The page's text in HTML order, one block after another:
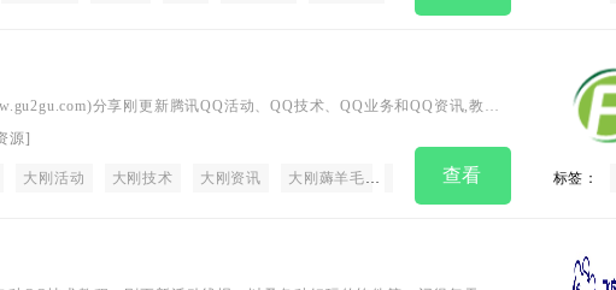
分享刚更新腾讯QQ活动、QQ技术、QQ业务和QQ资讯,教你
刚更新全面的优志活动线报,打造最权威的QQ网站!
源]
大刚活动 大刚技术 大刚资讯 大刚薅羊毛 大刚网赚查看 标签：